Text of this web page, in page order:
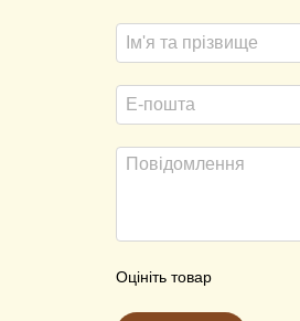
Оцініть товар